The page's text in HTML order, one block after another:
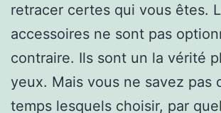
retracer certes qui vous êtes.
accessoires ne sont pas
contraire. Ils sont un la vérité
yeux. Mais vous ne savez pas
temps lesquels choisir, par